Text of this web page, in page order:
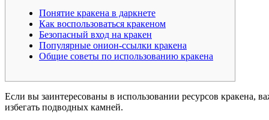
Понятие кракена в даркнете
Как воспользоваться кракеном
Безопасный вход на кракен
Популярные онион-ссылки кракена
Общие советы по использованию кракена
Если вы заинтересованы в использовании ресурсов кракена,
избегать подводных камней.